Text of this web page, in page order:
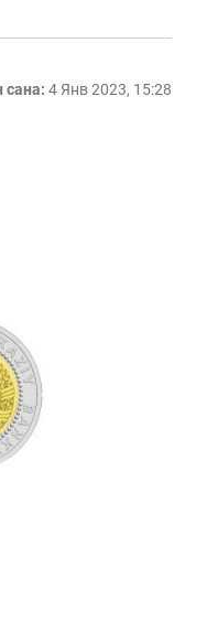
сана: 4 Янв 2023, 15:28